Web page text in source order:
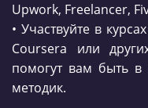
Upwork, Freelancer,
• Участвуйте в
Coursera или
помогут вам быть в
методик.